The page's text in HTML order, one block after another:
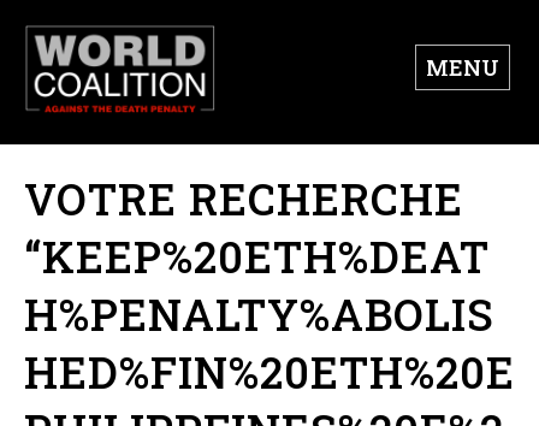
MENU
VOTRE RECHERCHE
“KEEP%20ETH%DEAT
H%PENALTY%ABOLIS
HED%FIN%20ETH%20E